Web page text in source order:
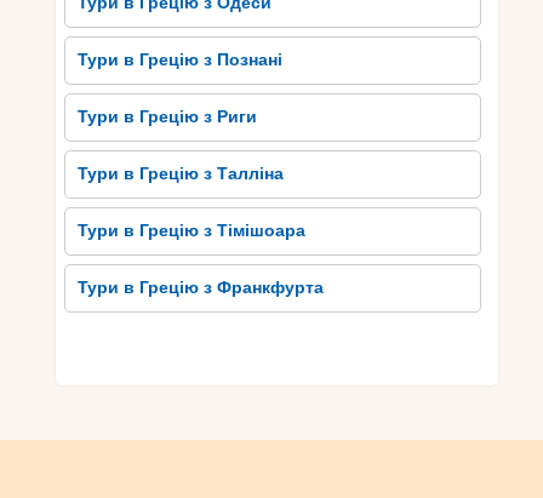
Тури в Грецію з Познані
Тури в Грецію з Риги
Тури в Грецію з Талліна
Тури в Грецію з Тімішоара
Тури в Грецію з Франкфурта